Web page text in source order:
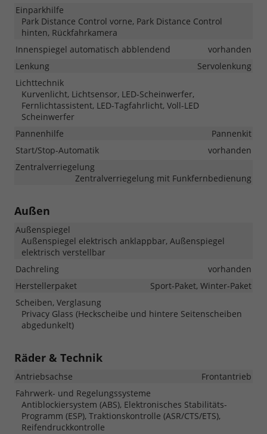
Einparkhilfe
Park Distance Control vorne, Park Distance Control
hinten, Rückfahrkamera
Innenspiegel automatisch abblendend
vorhanden
Lenkung
Servolenkung
Lichttechnik
Kurvenlicht, Lichtsensor, LED-Scheinwerfer,
Fernlichtassistent, LED-Tagfahrlicht, Voll-LED
Scheinwerfer
Pannenhilfe
Pannenkit
Start/Stop-Automatik
vorhanden
Zentralverriegelung
Zentralverriegelung mit Funkfernbedienung
Außen
Außenspiegel
Außenspiegel elektrisch anklappbar, Außenspiegel
elektrisch verstellbar
Dachreling
vorhanden
Herstellerpaket
Sport-Paket, Winter-Paket
Scheiben, Verglasung
Privacy Glass (Heckscheibe und hintere Seitenscheiben
abgedunkelt)
Räder & Technik
Antriebsachse
Frontantrieb
Fahrwerk- und Regelungssysteme
Antiblockiersystem (ABS), Elektronisches Stabilitäts-
Programm (ESP), Traktionskontrolle (ASR/CTS/ETS),
Reifendruckkontrolle